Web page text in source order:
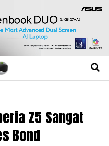
Z5 Sangat
Bond